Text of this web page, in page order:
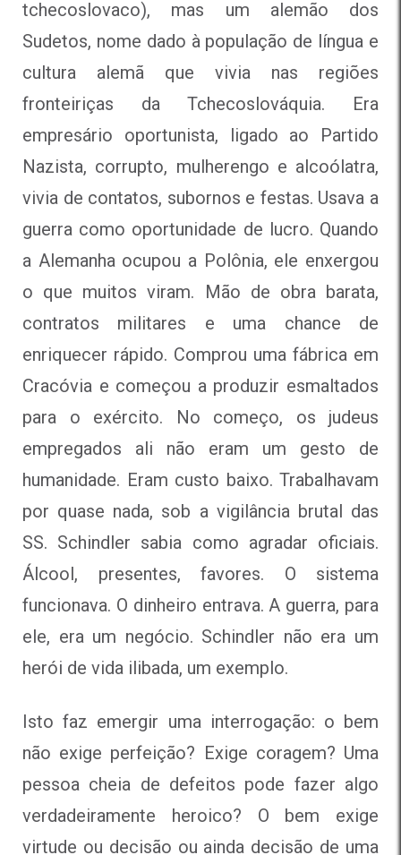
tchecoslovaco), mas um alemão dos
Sudetos, nome dado à população de língua e
cultura alemã que vivia nas regiões
fronteiriças da Tchecoslováquia. Era
empresário oportunista, ligado ao Partido
Nazista, corrupto, mulherengo e alcoólatra,
vivia de contatos, subornos e festas. Usava a
guerra como oportunidade de lucro. Quando
a Alemanha ocupou a Polônia, ele enxergou
o que muitos viram. Mão de obra barata,
contratos militares e uma chance de
enriquecer rápido. Comprou uma fábrica em
Cracóvia e começou a produzir esmaltados
para o exército. No começo, os judeus
empregados ali não eram um gesto de
humanidade. Eram custo baixo. Trabalhavam
por quase nada, sob a vigilância brutal das
SS. Schindler sabia como agradar oficiais.
Álcool, presentes, favores. O sistema
funcionava. O dinheiro entrava. A guerra, para
ele, era um negócio. Schindler não era um
herói de vida ilibada, um exemplo.
Isto faz emergir uma interrogação: o bem
não exige perfeição? Exige coragem? Uma
pessoa cheia de defeitos pode fazer algo
verdadeiramente heroico? O bem exige
virtude ou decisão ou ainda decisão de uma